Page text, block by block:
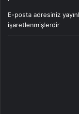
E-posta adresiniz
işaretlenmişlerdir